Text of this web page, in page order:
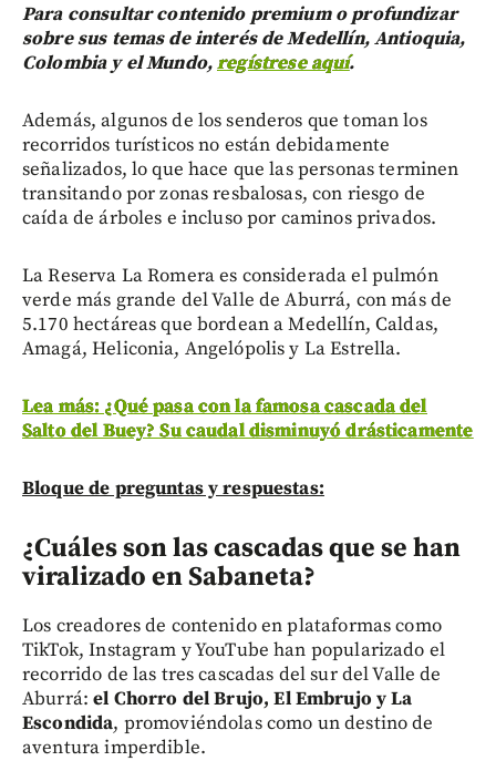
Para consultar contenido premium o profundizar
sobre sus temas de interés de Medellín, Antioquia,
Colombia y el Mundo,regístrese aquí.
Además, algunos de los senderos que toman los
recorridos turísticos no están debidamente
señalizados, lo que hace que las personas terminen
transitando por zonas resbalosas, con riesgo de
caída de árboles e incluso por caminos privados.
La Reserva La Romera es considerada el pulmón
verde más grande del Valle de Aburrá, con más de
5.170 hectáreas que bordean a Medellín, Caldas,
Amagá, Heliconia, Angelópolis y La Estrella.
Lea más: ¿Qué pasa con la famosa cascada del
Salto del Buey? Su caudal disminuyó drásticamente
Bloque de preguntas y respuestas:
¿Cuáles son las cascadas que se han
viralizado en Sabaneta?
Los creadores de contenido en plataformas como
TikTok, Instagram y YouTube han popularizado el
recorrido de las tres cascadas del sur del Valle de
Aburrá:el Chorro del Brujo, El Embrujo y La
Escondida, promoviéndolas como un destino de
aventura imperdible.